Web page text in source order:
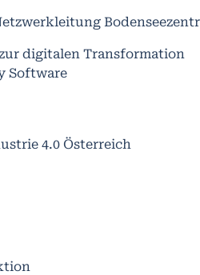
digitalen Transformation
Software
4.0 Österreich